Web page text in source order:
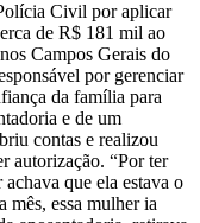
Civil por aplicar
de R$ 181 mil ao
Campos Gerais do
por gerenciar
da família para
e de um
contas e realizou
autorização. “Por ter
achava que ela estava o
mês, essa mulher ia